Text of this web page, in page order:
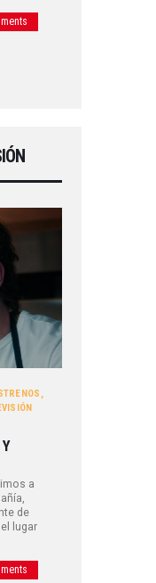
,
a
de
lugar